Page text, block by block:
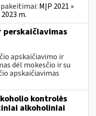
MĮP 2021 »
m.
perskaičiavimas
apskaičiavimo ir
dėl mokesčio ir su
apskaičiavimas
kontrolės
alkoholiniai